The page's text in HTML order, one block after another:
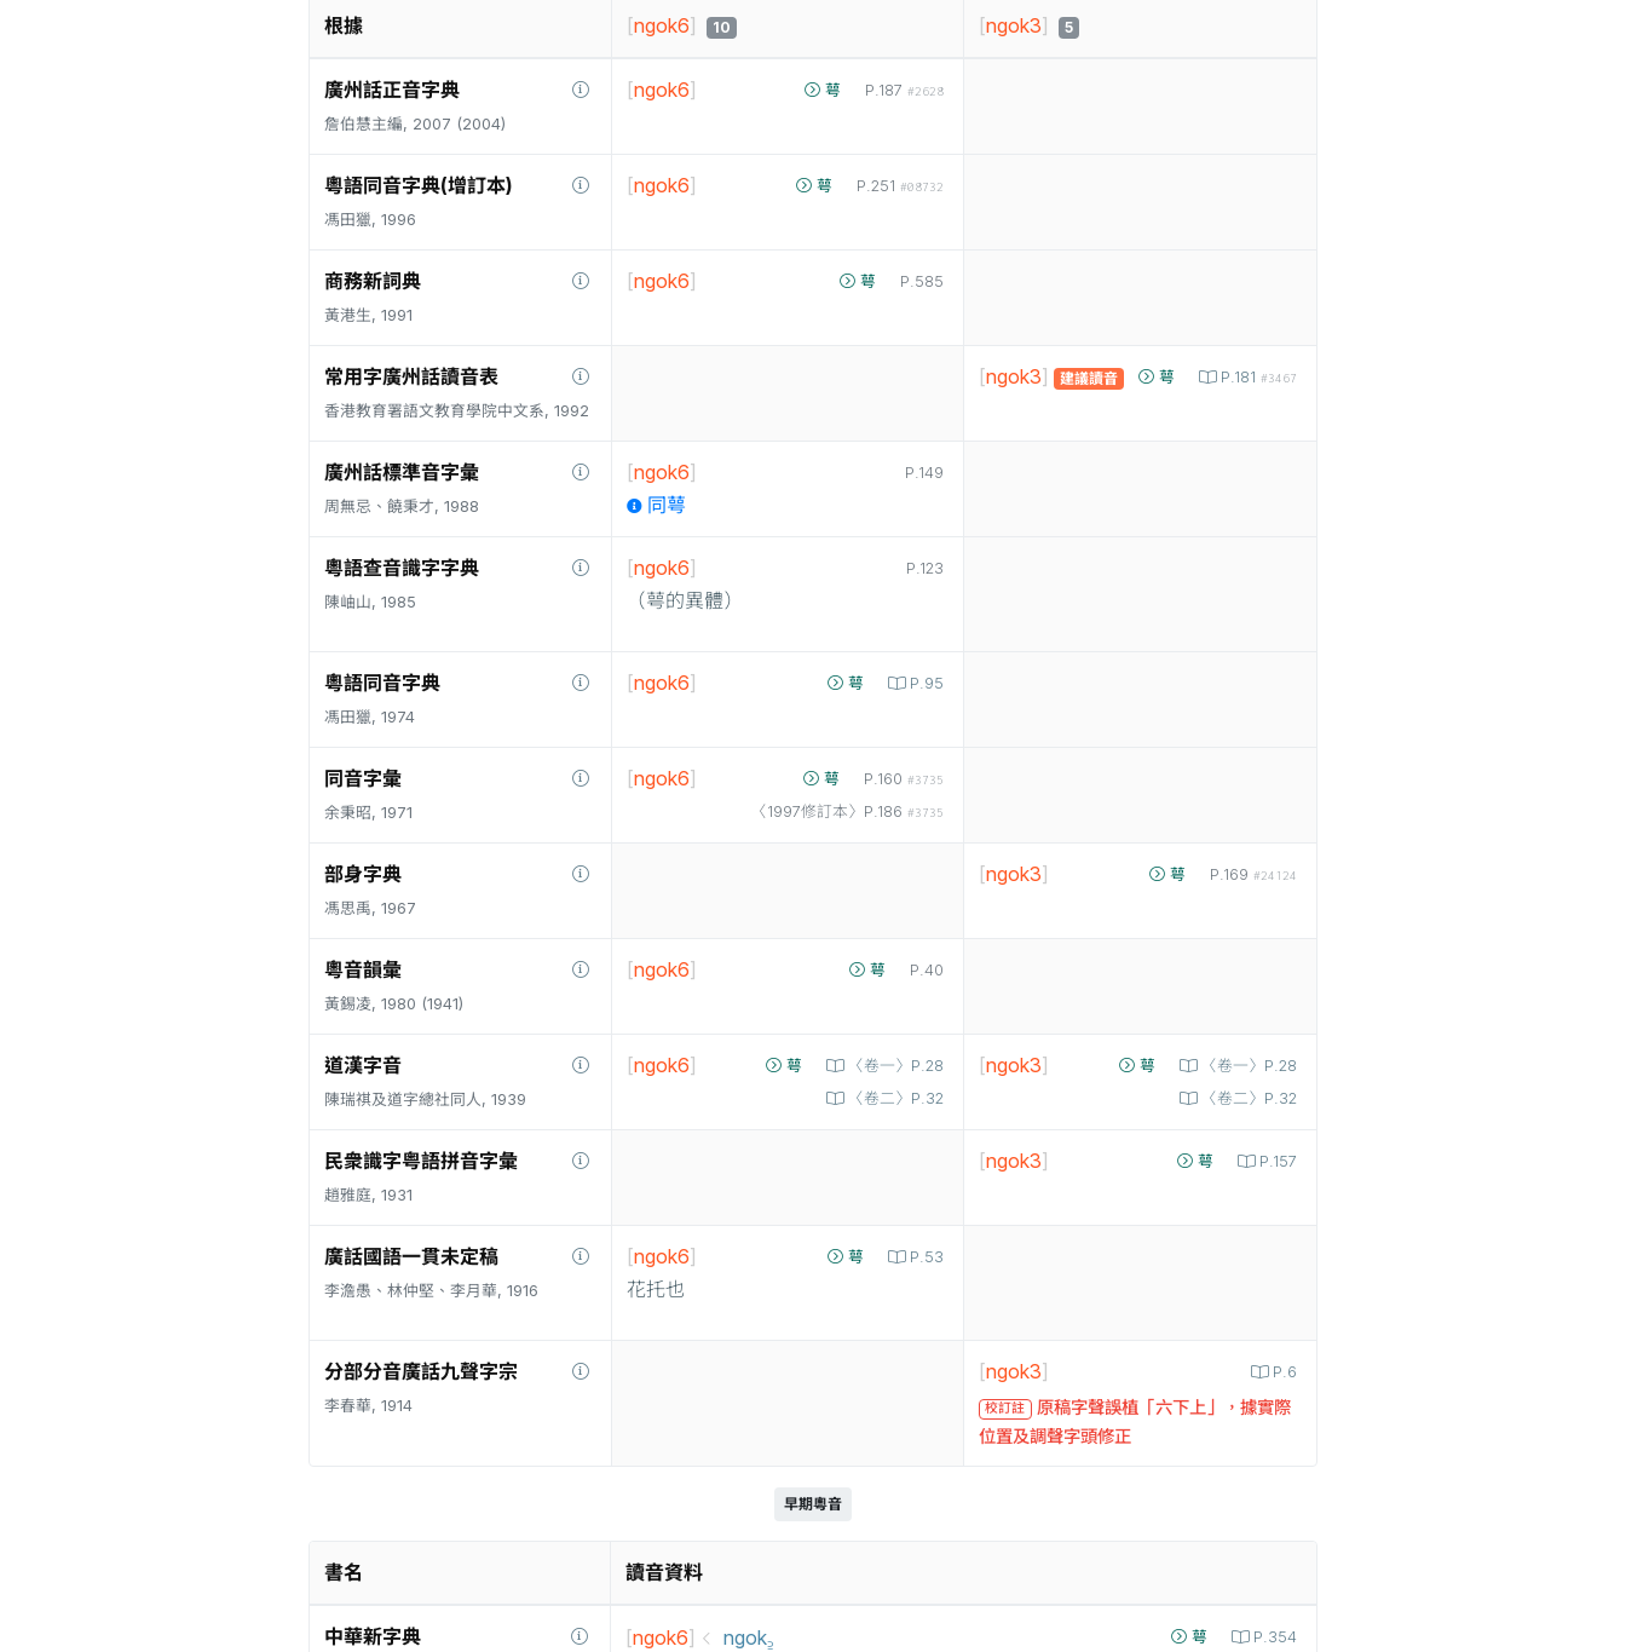
根據 [ngok6] 10 [ngok3] 5
廣州話正音字典
詹伯慧主編, 2007 (2004)
萼 P.187 #2628
[ngok6]
粵語同音字典(增訂本)
馮田獵, 1996
萼 P.251 #08732
[ngok6]
商務新詞典
黃港生, 1991
萼 P.585
[ngok6]
常用字廣州話讀音表
香港教育署語文教育學院中文系, 1992
萼 P.181 #3467
[ngok3] 建議讀音
廣州話標準音字彙
周無忌、饒秉才, 1988
P.149
[ngok6]
同萼
粵語查音識字字典
陳岫山, 1985
P.123
[ngok6]
（萼的異體）
粵語同音字典
馮田獵, 1974
萼 P.95
[ngok6]
同音字彙
余秉昭, 1971
萼 P.160 #3735
〈1997修訂本〉P.186 #3735
[ngok6]
部身字典
馮思禹, 1967
萼 P.169 #24124
[ngok3]
粵音韻彙
黃錫凌, 1980 (1941)
萼 P.40
[ngok6]
道漢字音
陳瑞祺及道字總社同人, 1939
萼
〈卷一〉P.28
〈卷二〉P.32
[ngok6] 萼
〈卷一〉P.28
〈卷二〉P.32
[ngok3]
民衆識字粤語拼音字彙
趙雅庭, 1931
萼 P.157
[ngok3]
廣話國語一貫未定稿
李澹愚、林仲堅、李月華, 1916
萼 P.53
[ngok6]
花托也
分部分音廣話九聲字宗
李春華, 1914
P.6
[ngok3]
校訂註 原稿字聲誤植「六下上」，據實際
位置及調聲字頭修正
早期粵音
書名 讀音資料
中華新字典 萼 P.354
[ngok6] ngok꜇